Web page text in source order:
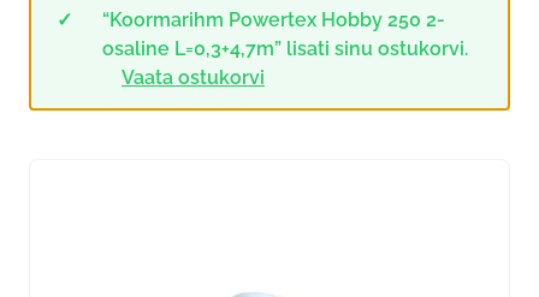
“Koormarihm Powertex Hobby 250 2-
osaline L=0,3+4,7m” lisati sinu ostukorvi.
Vaata ostukorvi